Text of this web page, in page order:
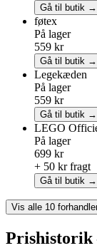
Gå til butik →
føtex
På lager
559 kr
Gå til butik →
Legekæden
På lager
559 kr
Gå til butik →
LEGO
På lager
699 kr
+ 50 kr fragt
Gå til butik →
Vis alle 10
Prishistorik